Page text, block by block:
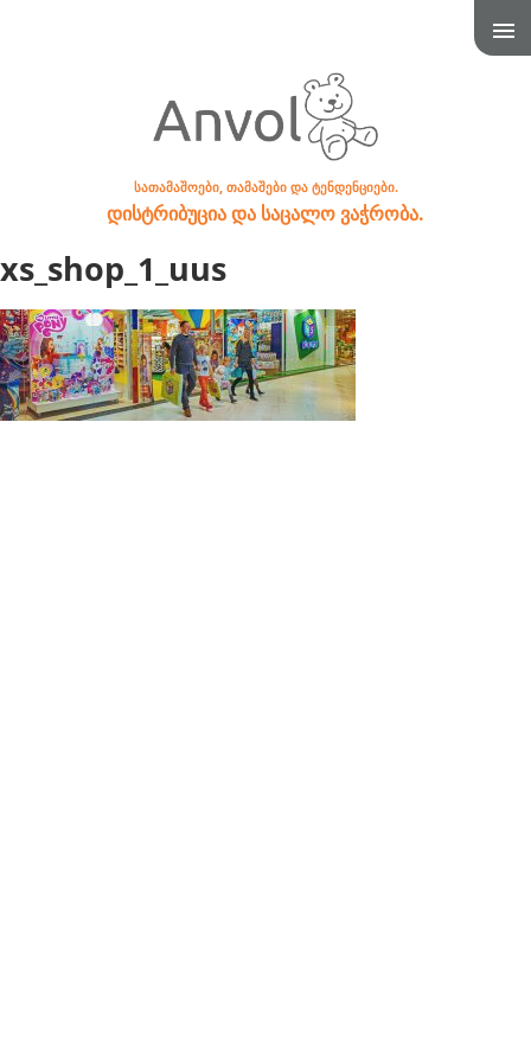
სათამაშოები, თამაშები და ტენდენციები.
დისტრიბუცია და საცალო ვაჭრობა.
xs_shop_1_uus